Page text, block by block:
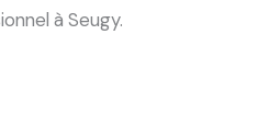
à Seugy.